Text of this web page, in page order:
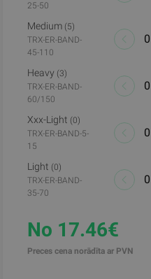
25-50
Medium (5)
TRX-ER-BAND-
45-110
Heavy (3)
TRX-ER-BAND-
60/150
Xxx-Light (0)
TRX-ER-BAND-5-
15
Light (0)
TRX-ER-BAND-
35-70
No 17.46€
Preces cena norādīta ar PVN